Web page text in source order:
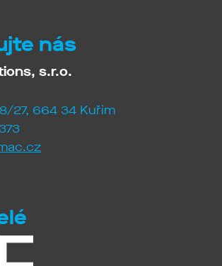
nás
s.r.o.
27, 664 34 Kuřim